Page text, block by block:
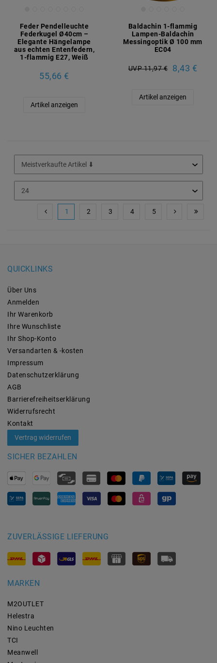
Feder Pendelleuchte
Federkugel Ø40cm –
Elegante Hängelampe
aus echten Entenfedern,
1-flammig E27, Weiß
55,66 €
Artikel anzeigen
Baldachin 1-flammig
Lampen-Baldachin
Messingoptik Ø 100 mm
EC04
UVP 11,97 € 8,43 €
Artikel anzeigen
1 2 3 4 5
QUICKLINKS
Über Uns
Anmelden
Ihr Warenkorb
Ihre Wunschliste
Ihr Shop-Konto
Versandarten & -kosten
Impressum
Daten­schutz­erklärung
AGB
Barrierefreiheitserklärung
Widerrufs­recht
Kontakt
Vertrag widerrufen
SICHER BEZAHLEN
ZUVERLÄSSIGE LIEFERUNG
MARKEN
M2OUTLET
Helestra
Nino Leuchten
TCI
Meanwell